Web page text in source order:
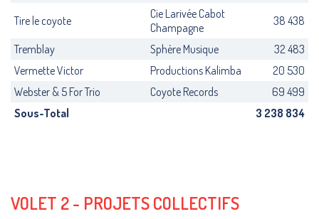
Tire le coyote
Cie Larivée Cabot
Champagne
38 438
Tremblay
Sphère Musique
32 483
Vermette Victor
Productions Kalimba
20 530
Webster & 5 For Trio
Coyote Records
69 499
Sous-Total
3 238 834
VOLET 2 - PROJETS COLLECTIFS